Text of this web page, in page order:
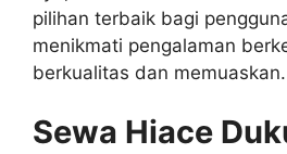
pilihan terbaik bagi
menikmati pengalaman
berkualitas dan memuaskan.
Sewa Hiace